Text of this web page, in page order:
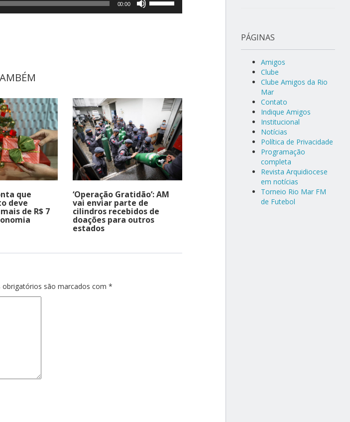
00:00
as
baixo
para
aumentar
ou
diminuir
o
volume.
que
deve
de R$ 7
‘Operação Gratidão’: AM
vai enviar parte de
cilindros recebidos de
doações para outros
estados
obrigatórios são marcados com *
PÁGINAS
Amigos
Clube
Clube Amigos da Rio
Mar
Contato
Indique Amigos
Institucional
Notícias
Política de Privacidade
Programação
completa
Revista Arquidiocese
em notícias
Torneio Rio Mar FM
de Futebol